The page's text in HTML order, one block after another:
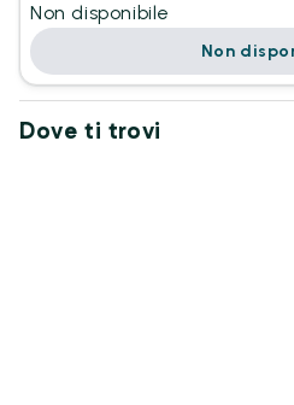
Non disponibile
Non
Dove ti trovi